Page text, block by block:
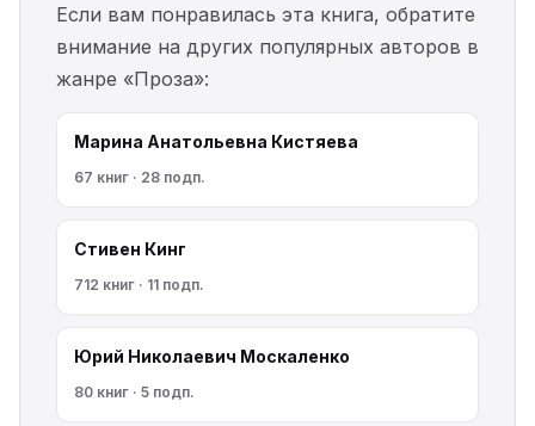
Если вам понравилась эта книга, обратите
внимание на других популярных авторов в
жанре «Проза»:
Марина Анатольевна Кистяева
67 книг · 28 подп.
Стивен Кинг
712 книг · 11 подп.
Юрий Николаевич Москаленко
80 книг · 5 подп.